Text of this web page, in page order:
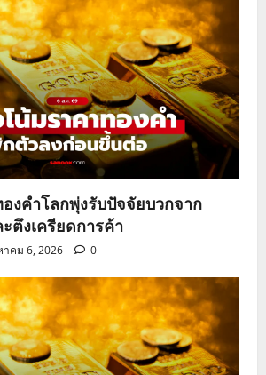
งคำโลกพุ่งรับปัจจัยบวกจาก
ตึงเครียดการค้า
าคม 6, 2026 0